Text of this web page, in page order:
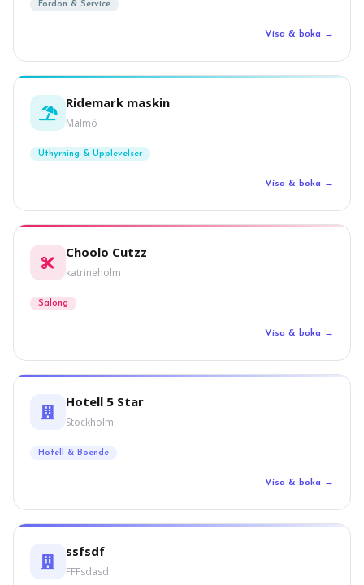
Fordon & Service
Visa & boka →
Ridemark maskin
Malmö
Uthyrning & Upplevelser
Visa & boka →
Choolo Cutzz
katrineholm
Salong
Visa & boka →
Hotell 5 Star
Stockholm
Hotell & Boende
Visa & boka →
ssfsdf
FFFsdasd